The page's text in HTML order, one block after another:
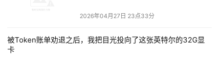
2026年04月27日 23点33分
被Token账单劝退之后，我把目光投向了这张英特尔的32G显
卡